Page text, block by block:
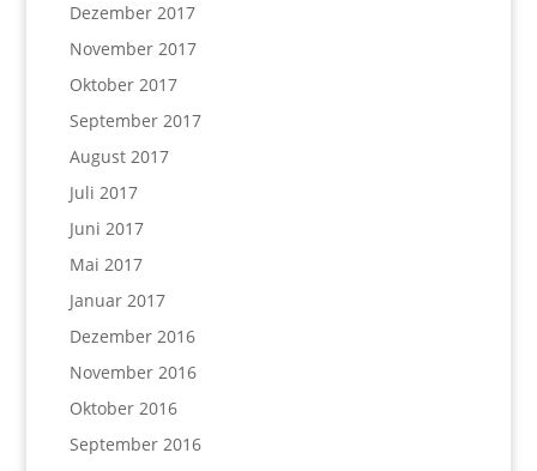
Dezember 2017
November 2017
Oktober 2017
September 2017
August 2017
Juli 2017
Juni 2017
Mai 2017
Januar 2017
Dezember 2016
November 2016
Oktober 2016
September 2016